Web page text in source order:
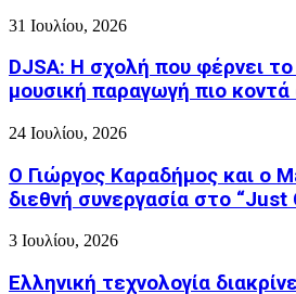
31 Ιουλίου, 2026
DJSA: Η σχολή που φέρνει
μουσική παραγωγή πιο
24 Ιουλίου, 2026
Ο Γιώργος Καραδήμος και ο
διεθνή συνεργασία στο “Just
3 Ιουλίου, 2026
Ελληνική τεχνολογία